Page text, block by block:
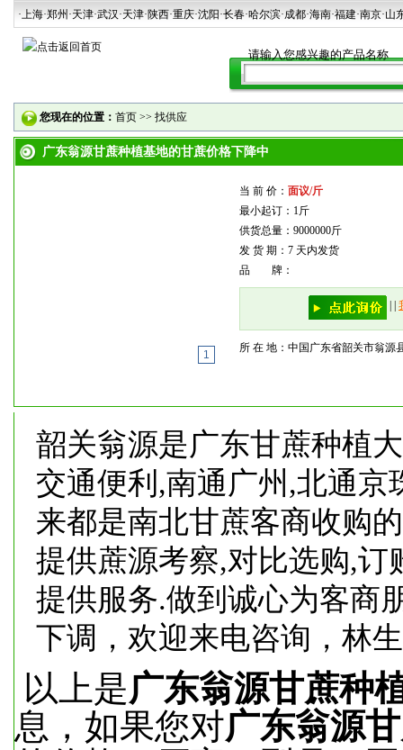
·上海·郑州 ·天津·武汉·天津·陕西·重庆·沈阳·长春·哈尔滨·成都·海南·福建·南京·山
您现在的位置： 首页 >> 找供应
广东翁源甘蔗种植基地的甘蔗价格下降中
1
当 前 价： 面议/斤
最小起订：1斤
供货总量：9000000斤
发 货 期：7 天内发货
品 牌：
所 在 地：中国广东省韶关市翁源
韶关翁源是广东甘蔗种植
交通便利 ,南通广州 ,北通京
来都是南北甘蔗客商收购
提供蔗源考察,对比选购,订
提供服务.做到诚心为客商
下调，欢迎来电咨询，林生
以上是广东翁源甘蔗种
息，如果您对广东翁源